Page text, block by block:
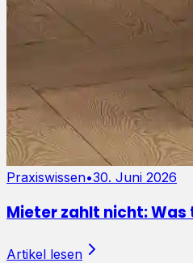
Praxiswissen•30. Juni 2026
Mieter zahlt nicht: Was
Artikel lesen